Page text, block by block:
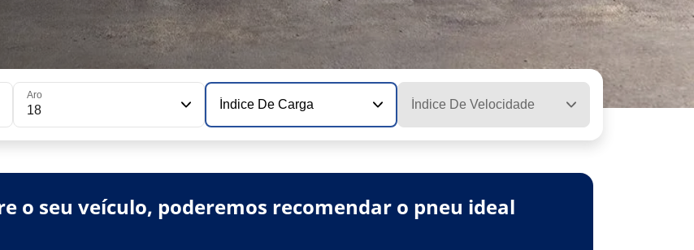
Aro
18 Índice De Carga Índice De Velocidade
o seu veículo, poderemos recomendar o pneu ideal